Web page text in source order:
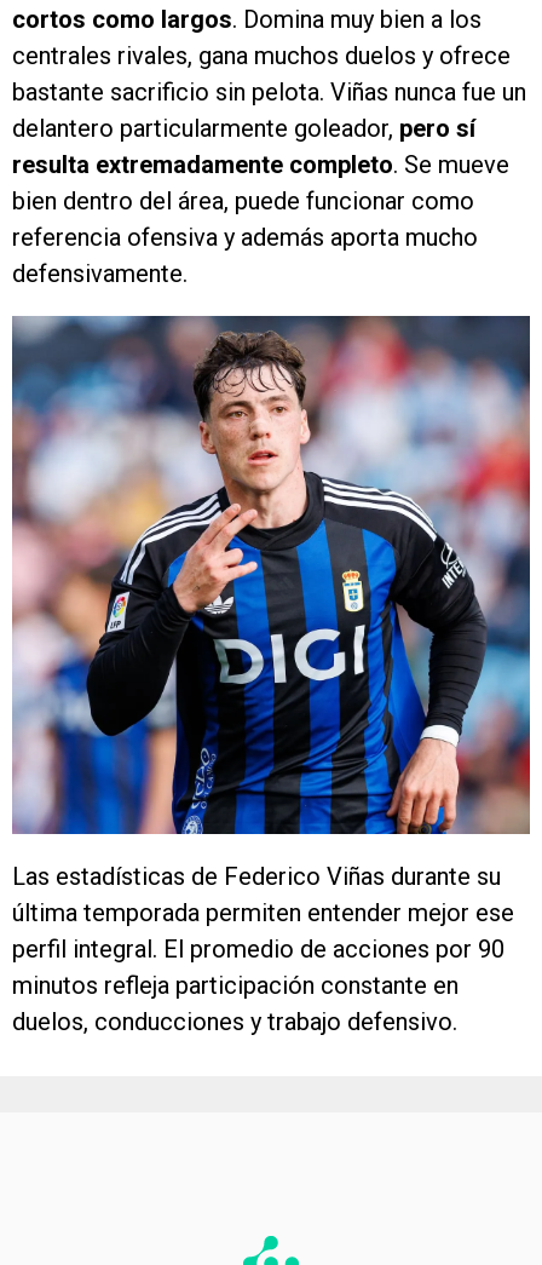
cortos como largos. Domina muy bien a los
centrales rivales, gana muchos duelos y ofrece
bastante sacrificio sin pelota. Viñas nunca fue un
delantero particularmente goleador, pero sí
resulta extremadamente completo. Se mueve
bien dentro del área, puede funcionar como
referencia ofensiva y además aporta mucho
defensivamente.
Las estadísticas de Federico Viñas durante su
última temporada permiten entender mejor ese
perfil integral. El promedio de acciones por 90
minutos refleja participación constante en
duelos, conducciones y trabajo defensivo.